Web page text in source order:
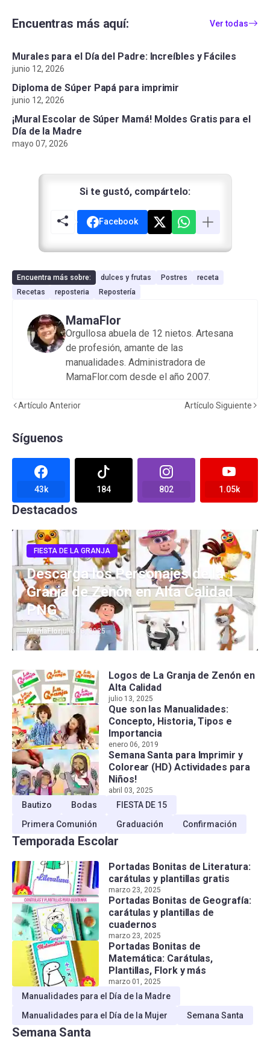
Encuentras más aquí: Ver todas
Murales para el Día del Padre: Increíbles y Fáciles
junio 12, 2026
Diploma de Súper Papá para imprimir
junio 12, 2026
¡Mural Escolar de Súper Mamá! Moldes Gratis para el
Día de la Madre
mayo 07, 2026
Si te gustó, compártelo:
Facebook
Encuentra más sobre: dulces y frutas Postres
receta
Recetas
reposteria Repostería
MamaFlor
Orgullosa abuela de 12 nietos. Artesana
de profesión, amante de las
manualidades. Administradora de
MamaFlor.com desde el año 2007.
Artículo Anterior Artículo Siguiente
Síguenos
43k 184 802 1.05k
Destacados
FIESTA DE LA GRANJA
Descarga los Personajes de la
Granja de Zenón en Alta Calidad
PNG
MamaFlorjulio 13, 2025
Logos de La Granja de Zenón en
Alta Calidad
julio 13, 2025
Que son las Manualidades:
Concepto, Historia, Tipos e
Importancia
enero 06, 2019
Semana Santa para Imprimir y
Colorear (HD) Actividades para
Niños!
abril 03, 2025
Bautizo Bodas
FIESTA DE 15
Primera Comunión
Graduación Confirmación
Temporada Escolar
Portadas Bonitas de Literatura:
carátulas y plantillas gratis
marzo 23, 2025
Portadas Bonitas de Geografía:
carátulas y plantillas de
cuadernos
marzo 23, 2025
Portadas Bonitas de
Matemática: Carátulas,
Plantillas, Flork y más
marzo 01, 2025
Manualidades para el Día de la Madre
Manualidades para el Día de la Mujer
Semana Santa
Semana Santa